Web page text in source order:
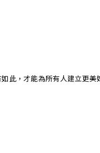
此，才能為所有人建立更美